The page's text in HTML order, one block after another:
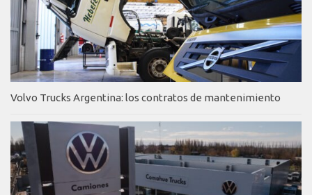
Volvo Trucks Argentina: los contratos de mantenimiento